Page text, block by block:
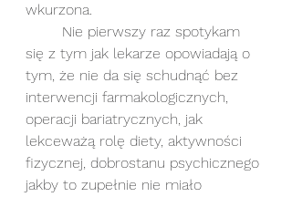
wkurzona.
się z tym jak lekarze opowiadają o
tym, że nie da się schudnąć bez
interwencji farmakologicznych,
operacji bariatrycznych, jak
lekceważą rolę diety, aktywności
fizycznej, dobrostanu psychicznego
jakby to zupełnie nie miało